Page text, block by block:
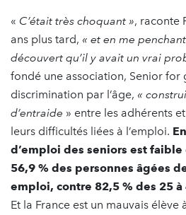
« C’était très choquant », raconte
ans plus tard, « et en me
découvert qu’il y avait un vrai
fondé une association, Senior
discrimination par l’âge, «
d’entraide » entre les adhérents
leurs difficultés liées à l’emploi.
d’emploi des seniors est faible
56,9 % des personnes âgées
emploi, contre 82,5 % des 25 à
Et la France est un mauvais élève